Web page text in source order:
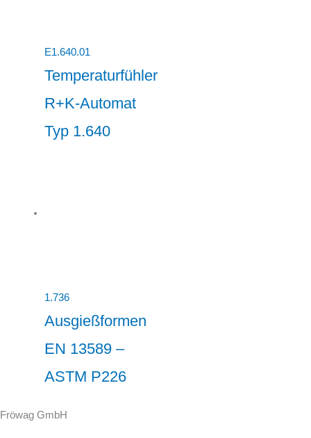
E1.640.01
Temperaturfühler
R+K-Automat
Typ 1.640
1.736
Ausgießformen
EN 13589 –
ASTM P226
Fröwag GmbH